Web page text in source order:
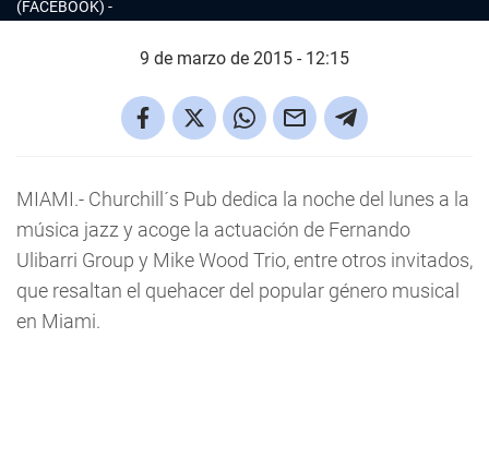
(FACEBOOK)
9 de marzo de 2015 - 12:15
MIAMI.- Churchill´s Pub dedica la noche del lunes a la
música jazz y acoge la actuación de Fernando
Ulibarri Group y Mike Wood Trio, entre otros invitados,
que resaltan el quehacer del popular género musical
en Miami.